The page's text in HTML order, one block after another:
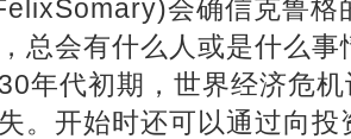
会确信克鲁格
总会有什么人或是什么
年代初期，世界经济危
。开始时还可以通过向